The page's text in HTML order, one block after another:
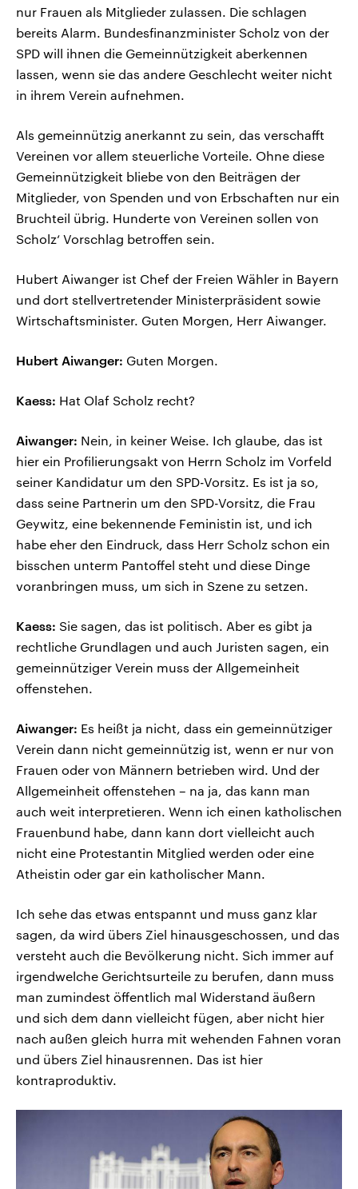
nur Frauen als Mitglieder zulassen. Die schlagen
bereits Alarm. Bundesfinanzminister Scholz von der
SPD will ihnen die Gemeinnützigkeit aberkennen
lassen, wenn sie das andere Geschlecht weiter nicht
in ihrem Verein aufnehmen.
Als gemeinnützig anerkannt zu sein, das verschafft
Vereinen vor allem steuerliche Vorteile. Ohne diese
Gemeinnützigkeit bliebe von den Beiträgen der
Mitglieder, von Spenden und von Erbschaften nur ein
Bruchteil übrig. Hunderte von Vereinen sollen von
Scholz‘ Vorschlag betroffen sein.
Hubert Aiwanger ist Chef der Freien Wähler in Bayern
und dort stellvertretender Ministerpräsident sowie
Wirtschaftsminister. Guten Morgen, Herr Aiwanger.
Hubert Aiwanger: Guten Morgen.
Kaess: Hat Olaf Scholz recht?
Aiwanger: Nein, in keiner Weise. Ich glaube, das ist
hier ein Profilierungsakt von Herrn Scholz im Vorfeld
seiner Kandidatur um den SPD-Vorsitz. Es ist ja so,
dass seine Partnerin um den SPD-Vorsitz, die Frau
Geywitz, eine bekennende Feministin ist, und ich
habe eher den Eindruck, dass Herr Scholz schon ein
bisschen unterm Pantoffel steht und diese Dinge
voranbringen muss, um sich in Szene zu setzen.
Kaess: Sie sagen, das ist politisch. Aber es gibt ja
rechtliche Grundlagen und auch Juristen sagen, ein
gemeinnütziger Verein muss der Allgemeinheit
offenstehen.
Aiwanger: Es heißt ja nicht, dass ein gemeinnütziger
Verein dann nicht gemeinnützig ist, wenn er nur von
Frauen oder von Männern betrieben wird. Und der
Allgemeinheit offenstehen – na ja, das kann man
auch weit interpretieren. Wenn ich einen katholischen
Frauenbund habe, dann kann dort vielleicht auch
nicht eine Protestantin Mitglied werden oder eine
Atheistin oder gar ein katholischer Mann.
Ich sehe das etwas entspannt und muss ganz klar
sagen, da wird übers Ziel hinausgeschossen, und das
versteht auch die Bevölkerung nicht. Sich immer auf
irgendwelche Gerichtsurteile zu berufen, dann muss
man zumindest öffentlich mal Widerstand äußern
und sich dem dann vielleicht fügen, aber nicht hier
nach außen gleich hurra mit wehenden Fahnen voran
und übers Ziel hinausrennen. Das ist hier
kontraproduktiv.